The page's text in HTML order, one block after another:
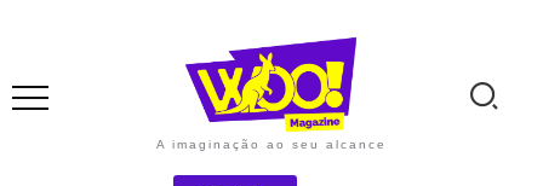
A imaginação ao seu alcance